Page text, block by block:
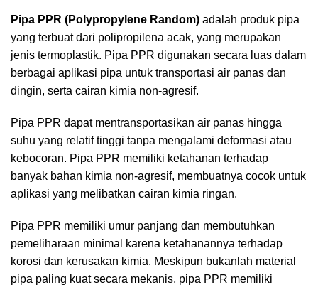
Pipa PPR (Polypropylene Random) adalah produk pipa
yang terbuat dari polipropilena acak, yang merupakan
jenis termoplastik. Pipa PPR digunakan secara luas dalam
berbagai aplikasi pipa untuk transportasi air panas dan
dingin, serta cairan kimia non-agresif.
Pipa PPR dapat mentransportasikan air panas hingga
suhu yang relatif tinggi tanpa mengalami deformasi atau
kebocoran. Pipa PPR memiliki ketahanan terhadap
banyak bahan kimia non-agresif, membuatnya cocok untuk
aplikasi yang melibatkan cairan kimia ringan.
Pipa PPR memiliki umur panjang dan membutuhkan
pemeliharaan minimal karena ketahanannya terhadap
korosi dan kerusakan kimia. Meskipun bukanlah material
pipa paling kuat secara mekanis, pipa PPR memiliki